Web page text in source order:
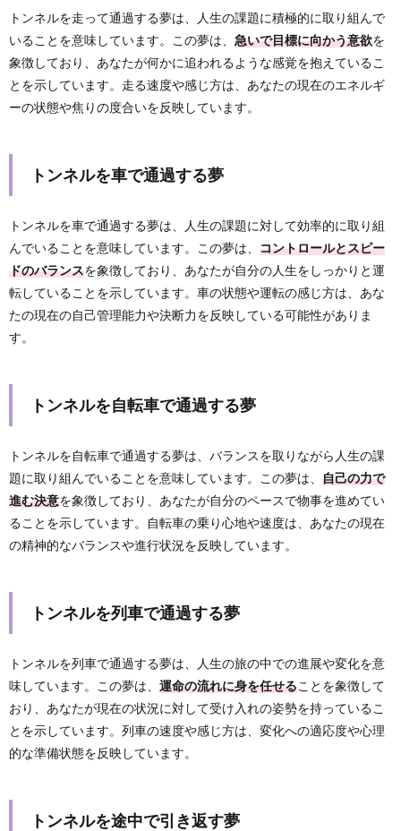
トンネルを走って通過する夢は、人生の課題に積極的に取り組んで
いることを意味しています。この夢は、 急いで目標に向かう意欲を
象徴しており、あなたが何かに追われるような感覚を抱えているこ
とを示しています。走る速度や感じ方は、あなたの現在のエネルギ
ーの状態や焦りの度合いを反映しています。
トンネルを車で通過する夢
トンネルを車で通過する夢は、人生の課題に対して効率的に取り組
んでいることを意味しています。この夢は、 コントロールとスピー
ドのバランスを象徴しており、あなたが自分の人生をしっかりと運
転していることを示しています。車の状態や運転の感じ方は、あな
たの現在の自己管理能力や決断力を反映している可能性がありま
す。
トンネルを自転車で通過する夢
トンネルを自転車で通過する夢は、バランスを取りながら人生の課
題に取り組んでいることを意味しています。この夢は、 自己の力で
進む決意を象徴しており、あなたが自分のペースで物事を進めてい
ることを示しています。自転車の乗り心地や速度は、あなたの現在
の精神的なバランスや進行状況を反映しています。
トンネルを列車で通過する夢
トンネルを列車で通過する夢は、人生の旅の中での進展や変化を意
味しています。この夢は、 運命の流れに身を任せることを象徴して
おり、あなたが現在の状況に対して受け入れの姿勢を持っているこ
とを示しています。列車の速度や感じ方は、変化への適応度や心理
的な準備状態を反映しています。
トンネルを途中で引き返す夢